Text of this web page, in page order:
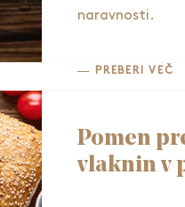
naravnosti.
PREBERI VEČ
Pomen
vlaknin v